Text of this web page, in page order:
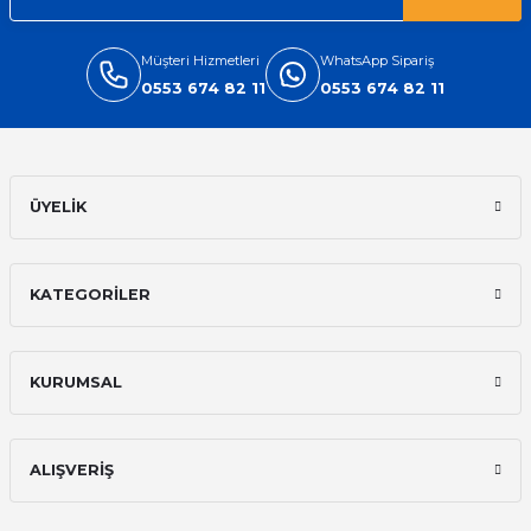
Müşteri Hizmetleri
0553 674 82 11
WhatsApp Sipariş
0553 674 82 11
ÜYELİK
KATEGORİLER
KURUMSAL
ALIŞVERİŞ